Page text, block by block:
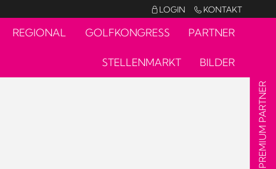
 LOGIN  KONTAKT
REGIONAL GOLFKONGRESS PARTNER
STELLENMARKT BILDER
PREMIUM PARTNER